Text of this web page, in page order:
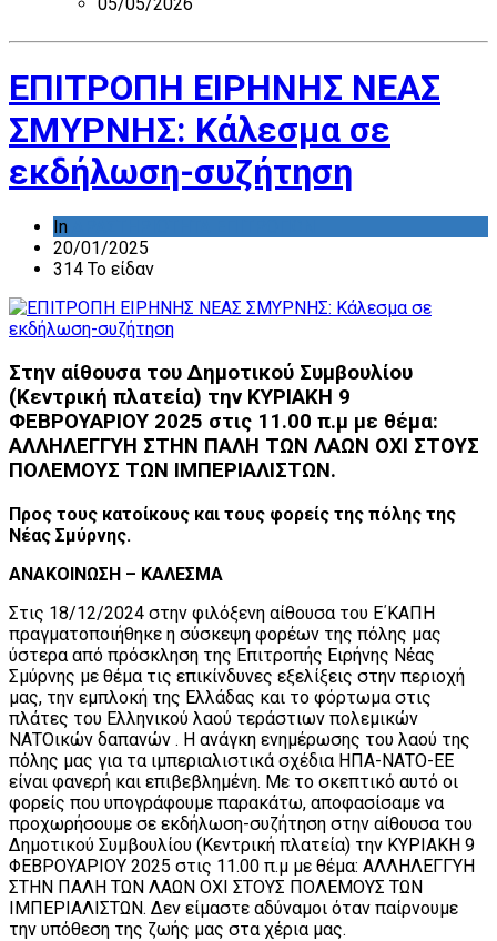
ΕΠΙΤΡΟΠΗ ΕΙΡΗΝΗΣ ΝΕΑΣ
ΣΜΥΡΝΗΣ: Κάλεσμα σε
εκδήλωση-συζήτηση
In
20/01/2025
314 Το είδαν
Στην αίθουσα του Δημοτικού Συμβουλίου
(Κεντρική πλατεία) την ΚΥΡΙΑΚΗ 9
ΦΕΒΡΟΥΑΡΙΟΥ 2025 στις 11.00 π.μ με θέμα:
ΑΛΛΗΛΕΓΓΥΗ ΣΤΗΝ ΠΑΛΗ ΤΩΝ ΛΑΩΝ ΟΧΙ ΣΤΟΥΣ
ΠΟΛΕΜΟΥΣ ΤΩΝ ΙΜΠΕΡΙΑΛΙΣΤΩΝ.
Προς τους κατοίκους και τους φορείς της πόλης της
Νέας Σμύρνης.
ΑΝΑΚΟΙΝΩΣΗ – ΚΑΛΕΣΜΑ
Στις 18/12/2024 στην φιλόξενη αίθουσα του Ε΄ΚΑΠΗ
πραγματοποιήθηκε η σύσκεψη φορέων της πόλης μας
ύστερα από πρόσκληση της Επιτροπής Ειρήνης Νέας
Σμύρνης με θέμα τις επικίνδυνες εξελίξεις στην περιοχή
μας, την εμπλοκή της Ελλάδας και το φόρτωμα στις
πλάτες του Ελληνικού λαού τεράστιων πολεμικών
ΝΑΤΟικών δαπανών . Η ανάγκη ενημέρωσης του λαού της
πόλης μας για τα ιμπεριαλιστικά σχέδια ΗΠΑ-ΝΑΤΟ-ΕΕ
είναι φανερή και επιβεβλημένη. Με το σκεπτικό αυτό οι
φορείς που υπογράφουμε παρακάτω, αποφασίσαμε να
προχωρήσουμε σε εκδήλωση-συζήτηση στην αίθουσα του
Δημοτικού Συμβουλίου (Κεντρική πλατεία) την ΚΥΡΙΑΚΗ 9
ΦΕΒΡΟΥΑΡΙΟΥ 2025 στις 11.00 π.μ με θέμα: ΑΛΛΗΛΕΓΓΥΗ
ΣΤΗΝ ΠΑΛΗ ΤΩΝ ΛΑΩΝ ΟΧΙ ΣΤΟΥΣ ΠΟΛΕΜΟΥΣ ΤΩΝ
ΙΜΠΕΡΙΑΛΙΣΤΩΝ. Δεν είμαστε αδύναμοι όταν παίρνουμε
την υπόθεση της ζωής μας στα χέρια μας.